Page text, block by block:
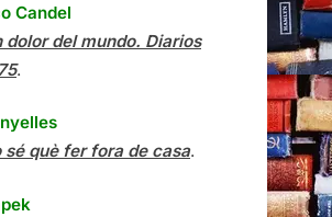
Candel
dolor del mundo. Diarios
.
sé què fer fora de casa.